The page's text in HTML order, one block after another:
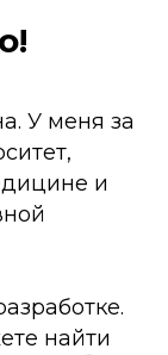
У меня за
и
найти